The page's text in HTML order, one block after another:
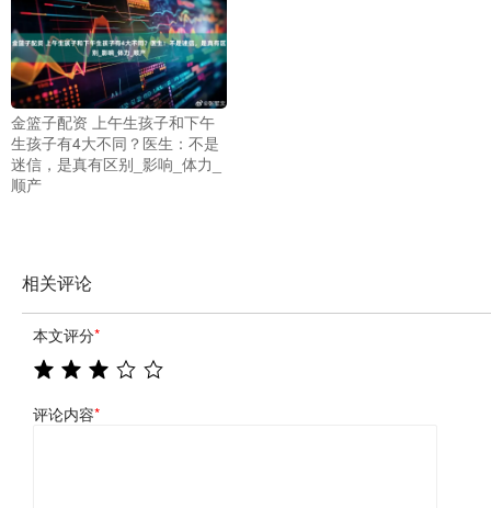
金篮子配资 上午生孩子和下午
生孩子有4大不同？医生：不是
迷信，是真有区别_影响_体力_
顺产
相关评论
本文评分*
评论内容*